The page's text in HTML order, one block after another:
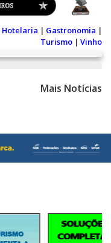
Hotelaria | Gastronomia |
Turismo | Vinho
Mais Notícias